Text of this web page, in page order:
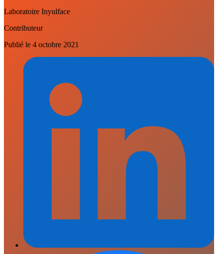
Laboratoire Inyulface
Contributeur
Publié le 4 octobre 2021